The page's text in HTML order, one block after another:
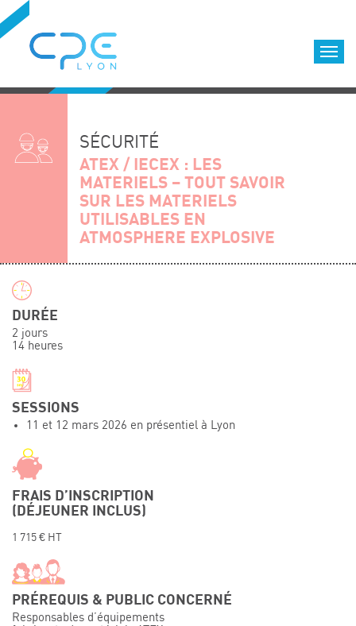
Formations qualifiantes
Formations diplômantes
Infos pratiques
Déroulement des formations
Equipe
Symposium on Chain Transfer Catalysis for
sustainability – September 15 and 16, 2026
SÉCURITÉ
ATEX / IECEX : LES
MATERIELS – TOUT SAVOIR
SUR LES MATERIELS
UTILISABLES EN
ATMOSPHERE EXPLOSIVE
DURÉE
2 jours
14 heures
SESSIONS
11 et 12 mars 2026 en présentiel à Lyon
FRAIS D’INSCRIPTION
(DÉJEUNER INCLUS)
1 715 € HT
PRÉREQUIS & PUBLIC CONCERNÉ
Responsables d’équipements
Cookies management panel